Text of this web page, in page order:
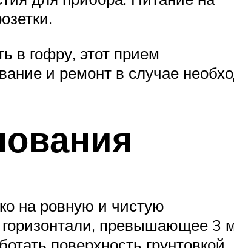
в гофру, этот прием
и ремонт в случае
на ровную и чистую
горизонтали, превышающее 3